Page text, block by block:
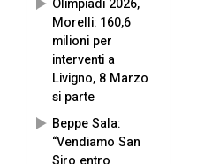
Morelli: 160,6
milioni per
interventi a
Livigno, 8 Marzo
si parte
Beppe Sala:
“Vendiamo San